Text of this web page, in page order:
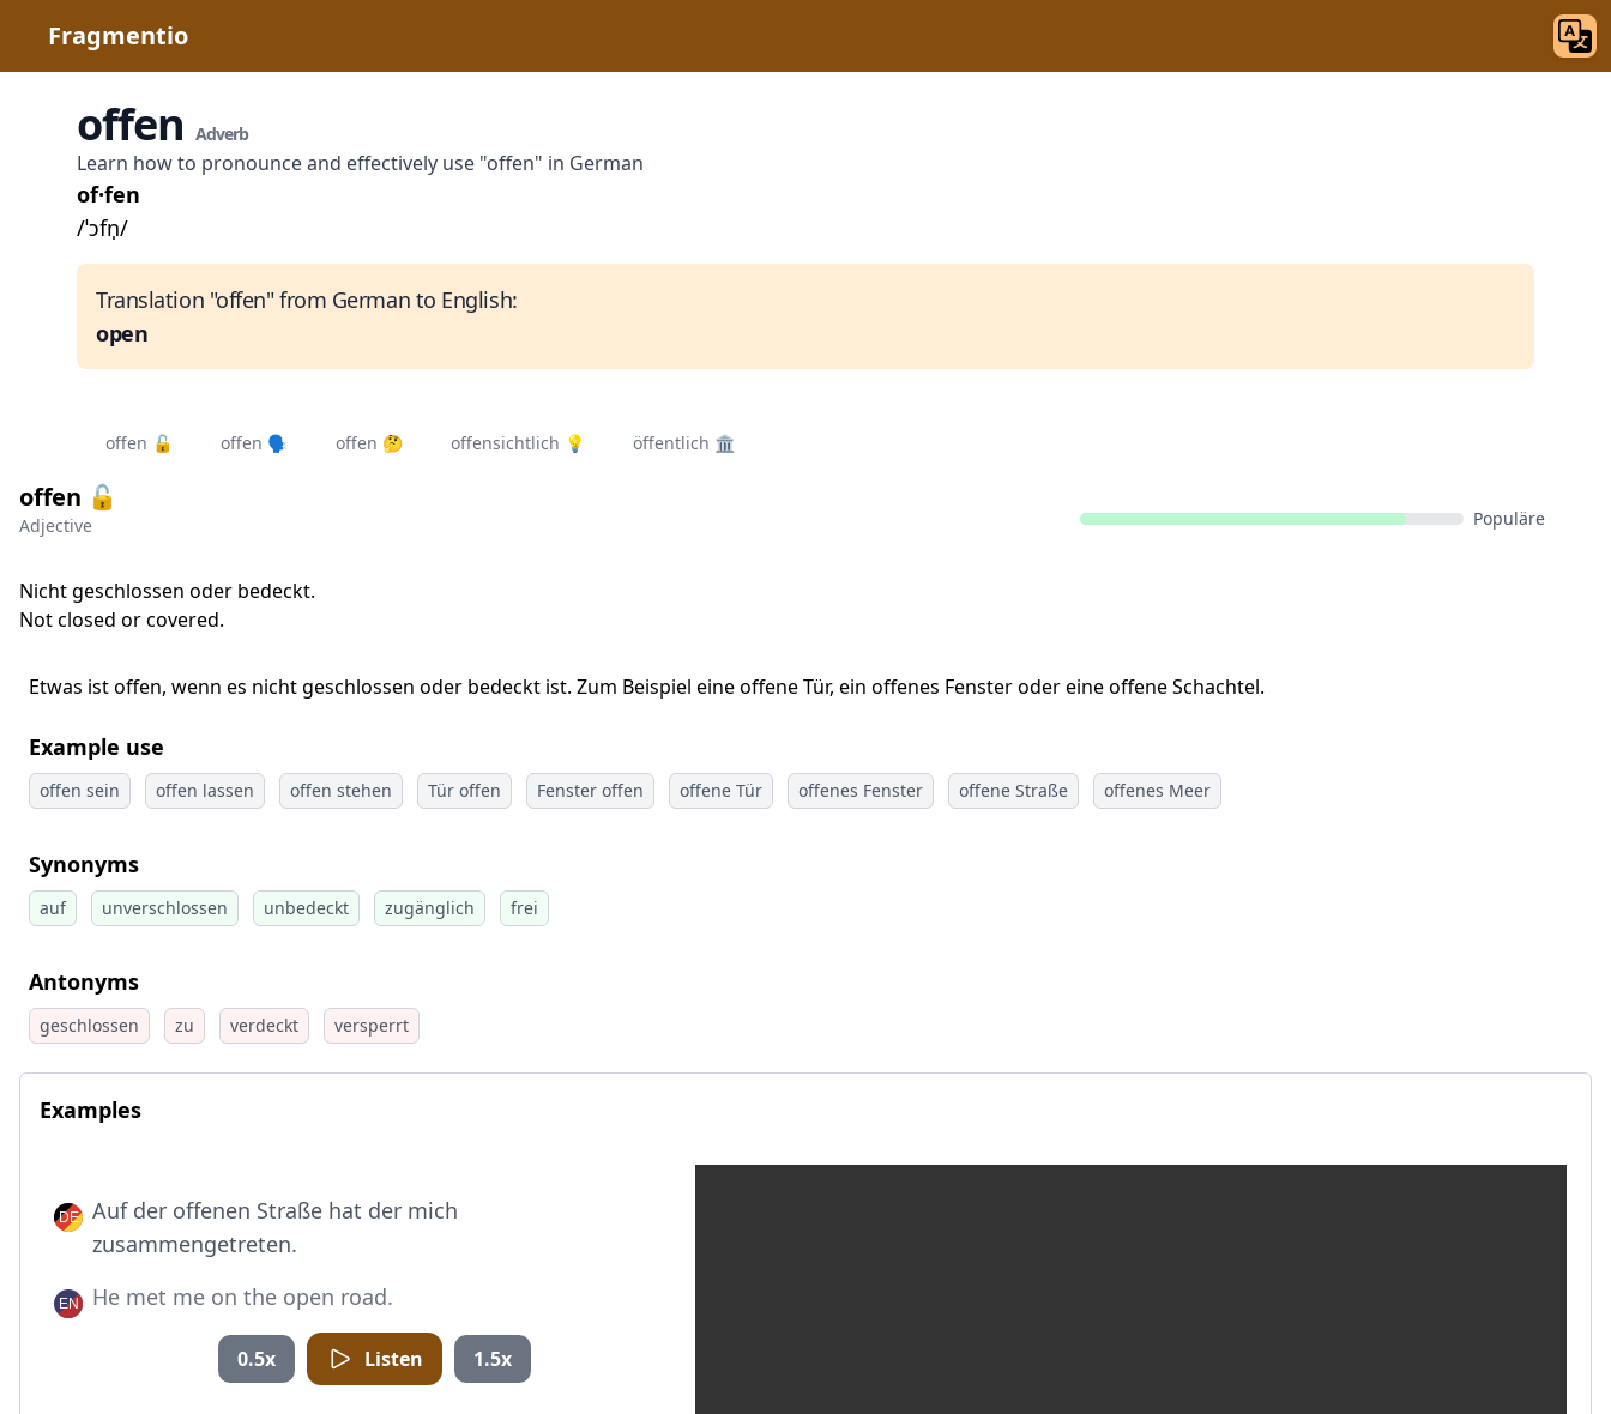
Fragmentio
offen Adverb
Learn how to pronounce and effectively use "offen" in German
of·fen
/ˈɔfn̩/
Translation "offen" from German to English:
open
offen 🔓 offen 🗣️ offen 🤔 offensichtlich 💡 öffentlich 🏛️
offen 🔓
Adjective Populäre
Nicht geschlossen oder bedeckt.
Not closed or covered.
Etwas ist offen, wenn es nicht geschlossen oder bedeckt ist. Zum Beispiel eine offene Tür, ein offenes Fenster oder eine offene Schachtel.
Example use
offen sein offen lassen offen stehen Tür offen Fenster offen offene Tür offenes Fenster offene Straße offenes Meer
Synonyms
auf unverschlossen unbedeckt zugänglich frei
Antonyms
geschlossen zu verdeckt versperrt
Examples
Auf der offenen Straße hat der mich
zusammengetreten.
He met me on the open road.
0.5x Listen 1.5x